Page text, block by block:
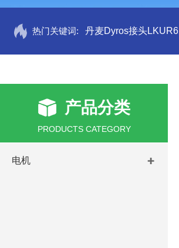
热门关键词: 丹麦Dyros接头
产品分类
PRODUCTS CATEGORY
电机